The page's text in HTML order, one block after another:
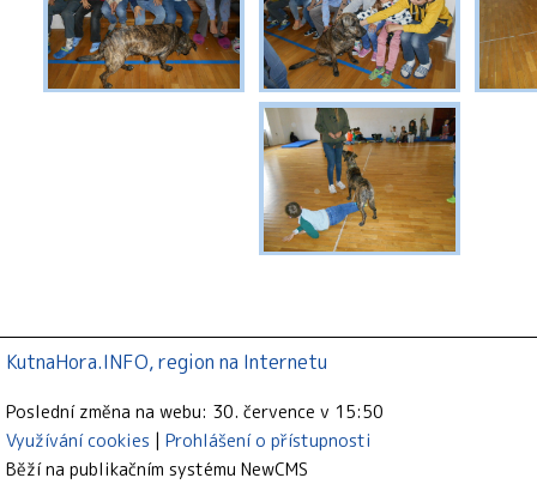
KutnaHora.INFO, region na Internetu
Poslední změna na webu: 30. července v 15:50
Využívání cookies
Prohlášení o přístupnosti
Běží na publikačním systému NewCMS